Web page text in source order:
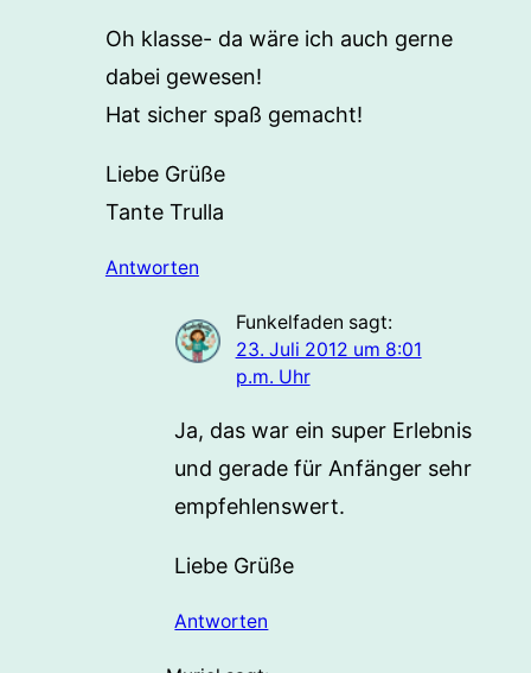
Oh klasse- da wäre ich auch gerne
dabei gewesen!
Hat sicher spaß gemacht!
Liebe Grüße
Tante Trulla
Antworten
Funkelfaden sagt:
23. Juli 2012 um 8:01
p.m. Uhr
Ja, das war ein super Erlebnis
und gerade für Anfänger sehr
empfehlenswert.
Liebe Grüße
Antworten